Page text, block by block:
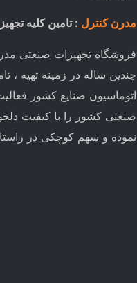
مدرن کنترل : تامین کلیه
فروشگاه تجهیزات صنعتی
چندین ساله در زمینه تهیه ،
اتوماسیون صنایع کشور
صنعتی کشور را با کیفیت
نموده و سهم کوچکی در